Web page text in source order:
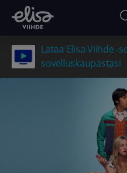
Lataa Elisa Viihde -
sovelluskaupastasi